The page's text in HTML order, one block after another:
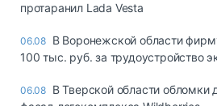
протаранил Lada Vesta
06.08 В Воронежской области
100 тыс. руб. за трудоустройство
06.08 В Тверской области обломки